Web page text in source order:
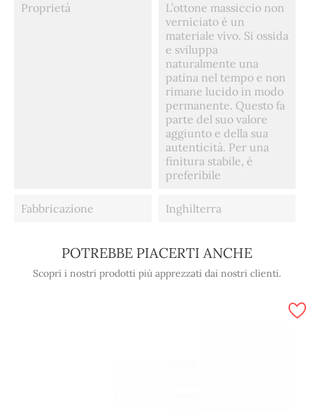
Proprietà
L’ottone massiccio non
verniciato è un
materiale vivo. Si ossida
e sviluppa
naturalmente una
patina nel tempo e non
rimane lucido in modo
permanente. Questo fa
parte del suo valore
aggiunto e della sua
autenticità. Per una
finitura stabile, è
preferibile
Fabbricazione Inghilterra
POTREBBE PIACERTI ANCHE
Scopri i nostri prodotti più apprezzati dai nostri clienti.